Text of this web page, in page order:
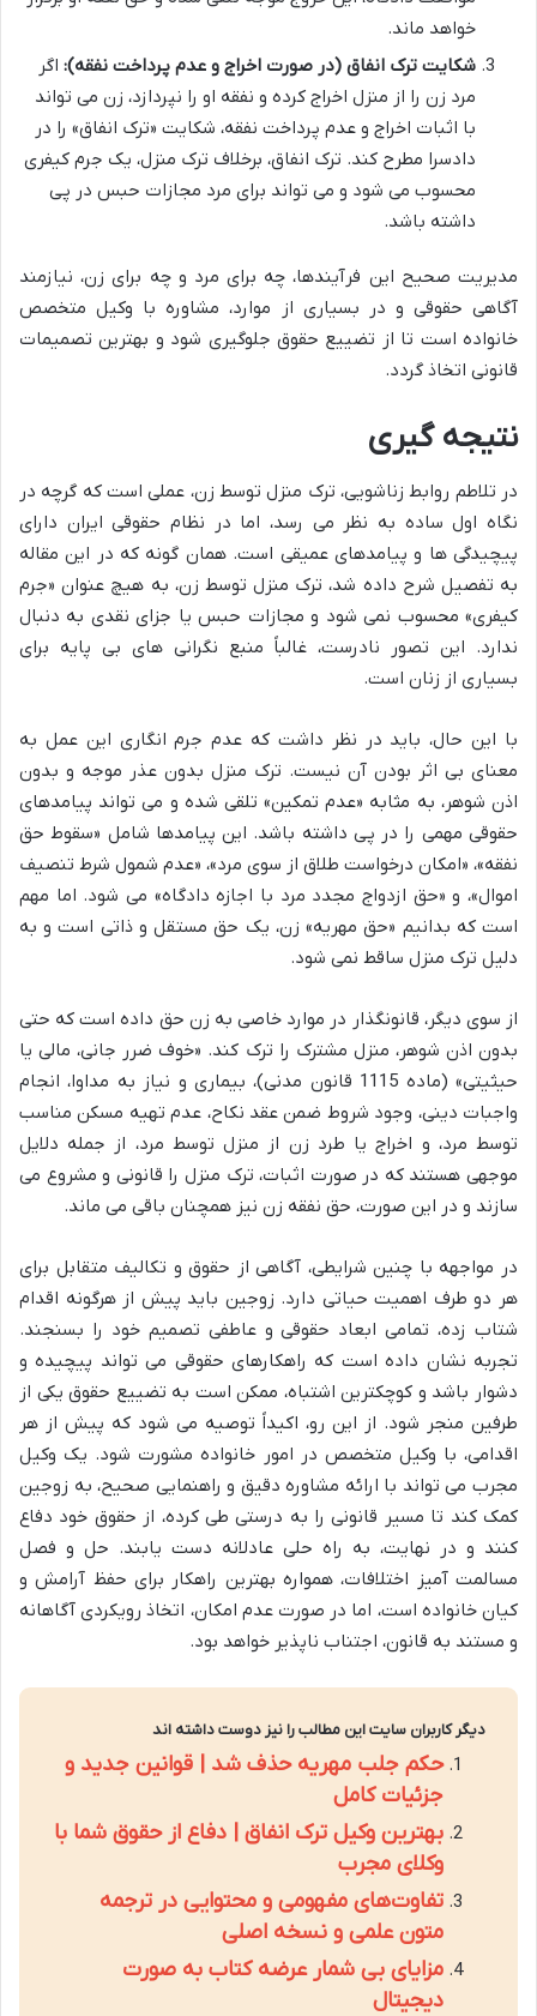
خواهد ماند.
شکایت ترک انفاق (در صورت اخراج و عدم پرداخت نفقه): اگر
مرد زن را از منزل اخراج کرده و نفقه او را نپردازد، زن می تواند
با اثبات اخراج و عدم پرداخت نفقه، شکایت «ترک انفاق» را در
دادسرا مطرح کند. ترک انفاق، برخلاف ترک منزل، یک جرم کیفری
محسوب می شود و می تواند برای مرد مجازات حبس در پی
داشته باشد.
مدیریت صحیح این فرآیندها، چه برای مرد و چه برای زن، نیازمند
آگاهی حقوقی و در بسیاری از موارد، مشاوره با وکیل متخصص
خانواده است تا از تضییع حقوق جلوگیری شود و بهترین تصمیمات
قانونی اتخاذ گردد.
نتیجه گیری
در تلاطم روابط زناشویی، ترک منزل توسط زن، عملی است که گرچه در
نگاه اول ساده به نظر می رسد، اما در نظام حقوقی ایران دارای
پیچیدگی ها و پیامدهای عمیقی است. همان گونه که در این مقاله
به تفصیل شرح داده شد، ترک منزل توسط زن، به هیچ عنوان «جرم
کیفری» محسوب نمی شود و مجازات حبس یا جزای نقدی به دنبال
ندارد. این تصور نادرست، غالباً منبع نگرانی های بی پایه برای
بسیاری از زنان است.
با این حال، باید در نظر داشت که عدم جرم انگاری این عمل به
معنای بی اثر بودن آن نیست. ترک منزل بدون عذر موجه و بدون
اذن شوهر، به مثابه «عدم تمکین» تلقی شده و می تواند پیامدهای
حقوقی مهمی را در پی داشته باشد. این پیامدها شامل «سقوط حق
نفقه»، «امکان درخواست طلاق از سوی مرد»، «عدم شمول شرط تنصیف
اموال»، و «حق ازدواج مجدد مرد با اجازه دادگاه» می شود. اما مهم
است که بدانیم «حق مهریه» زن، یک حق مستقل و ذاتی است و به
دلیل ترک منزل ساقط نمی شود.
از سوی دیگر، قانونگذار در موارد خاصی به زن حق داده است که حتی
بدون اذن شوهر، منزل مشترک را ترک کند. «خوف ضرر جانی، مالی یا
حیثیتی» (ماده 1115 قانون مدنی)، بیماری و نیاز به مداوا، انجام
واجبات دینی، وجود شروط ضمن عقد نکاح، عدم تهیه مسکن مناسب
توسط مرد، و اخراج یا طرد زن از منزل توسط مرد، از جمله دلایل
موجهی هستند که در صورت اثبات، ترک منزل را قانونی و مشروع می
سازند و در این صورت، حق نفقه زن نیز همچنان باقی می ماند.
در مواجهه با چنین شرایطی، آگاهی از حقوق و تکالیف متقابل برای
هر دو طرف اهمیت حیاتی دارد. زوجین باید پیش از هرگونه اقدام
شتاب زده، تمامی ابعاد حقوقی و عاطفی تصمیم خود را بسنجند.
تجربه نشان داده است که راهکارهای حقوقی می تواند پیچیده و
دشوار باشد و کوچکترین اشتباه، ممکن است به تضییع حقوق یکی از
طرفین منجر شود. از این رو، اکیداً توصیه می شود که پیش از هر
اقدامی، با وکیل متخصص در امور خانواده مشورت شود. یک وکیل
مجرب می تواند با ارائه مشاوره دقیق و راهنمایی صحیح، به زوجین
کمک کند تا مسیر قانونی را به درستی طی کرده، از حقوق خود دفاع
کنند و در نهایت، به راه حلی عادلانه دست یابند. حل و فصل
مسالمت آمیز اختلافات، همواره بهترین راهکار برای حفظ آرامش و
کیان خانواده است، اما در صورت عدم امکان، اتخاذ رویکردی آگاهانه
و مستند به قانون، اجتناب ناپذیر خواهد بود.
دیگر کاربران سایت این مطالب را نیز دوست داشته اند
حکم جلب مهریه حذف شد | قوانین جدید و
جزئیات کامل
بهترین وکیل ترک انفاق | دفاع از حقوق شما با
وکلای مجرب
تفاوت‌های مفهومی و محتوایی در ترجمه
متون علمی و نسخه اصلی
مزایای بی شمار عرضه کتاب به صورت
دیجیتال